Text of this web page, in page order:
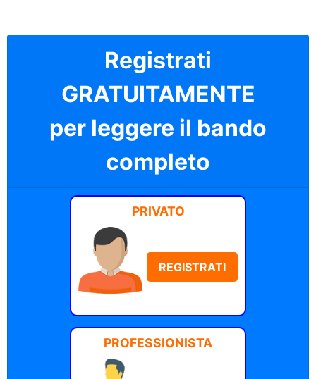
Registrati
GRATUITAMENTE
per leggere il bando
completo
PRIVATO
REGISTRATI
PROFESSIONISTA